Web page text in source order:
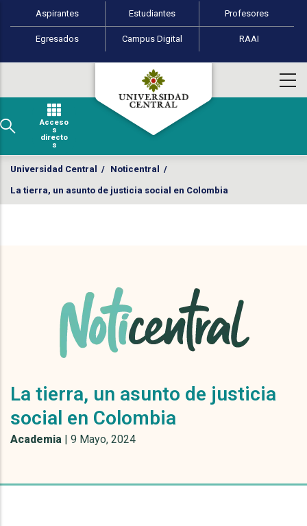
Pasar al contenido principal
Perfiles de usuario
Aspirantes Estudiantes Profesores
Egresados Campus Digital RAAI
Acceso
s
directo
s
Universidad Central / Noticentral /
La tierra, un asunto de justicia social en Colombia
La tierra, un asunto de justicia
social en Colombia
Academia | 9 Mayo, 2024